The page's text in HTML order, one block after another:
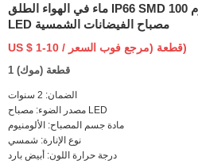
ماء في الهواء الطلق IP66 SMD الألومنيوم 100W 200W 300W
LED مصباح الفيضانات الشمسية
US $ 1-10 / قطعة (مرجع فوب السعر)
1 قطعة (موك)
الضمان: 2 سنوات
مصدر الضوء: مصباح LED
مادة جسم المصباح: الألومنيوم
نوع الإنارة: شمسي
درجة حرارة اللون: أبيض بارد